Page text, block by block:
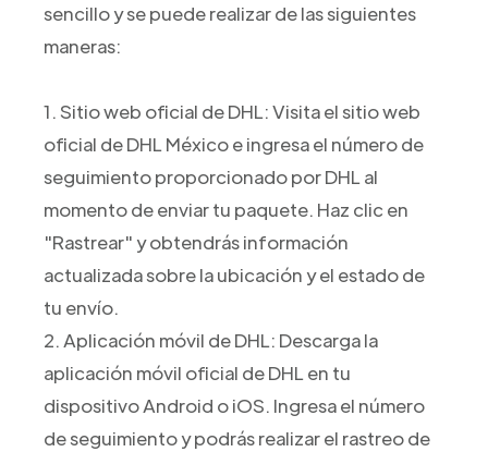
sencillo y se puede realizar de las siguientes
maneras:
1. Sitio web oficial de DHL: Visita el sitio web
oficial de DHL México e ingresa el número de
seguimiento proporcionado por DHL al
momento de enviar tu paquete. Haz clic en
"Rastrear" y obtendrás información
actualizada sobre la ubicación y el estado de
tu envío.
2. Aplicación móvil de DHL: Descarga la
aplicación móvil oficial de DHL en tu
dispositivo Android o iOS. Ingresa el número
de seguimiento y podrás realizar el rastreo de